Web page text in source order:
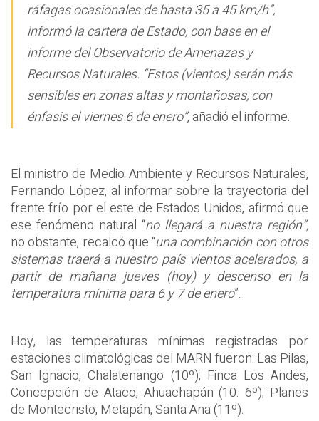
ráfagas ocasionales de hasta 35 a 45 km/h”,
informó la cartera de Estado, con base en el
informe del Observatorio de Amenazas y
Recursos Naturales. “Estos (vientos) serán más
sensibles en zonas altas y montañosas, con
énfasis el viernes 6 de enero”, añadió el informe.
El ministro de Medio Ambiente y Recursos Naturales,
Fernando López, al informar sobre la trayectoria del
frente frío por el este de Estados Unidos, afirmó que
ese fenómeno natural “no llegará a nuestra región”,
no obstante, recalcó que “una combinación con otros
sistemas traerá a nuestro país vientos acelerados, a
partir de mañana jueves (hoy) y descenso en la
temperatura mínima para 6 y 7 de enero”.
Hoy, las temperaturas mínimas registradas por
estaciones climatológicas del MARN fueron: Las Pilas,
San Ignacio, Chalatenango (10º); Finca Los Andes,
Concepción de Ataco, Ahuachapán (10. 6º); Planes
de Montecristo, Metapán, Santa Ana (11º).